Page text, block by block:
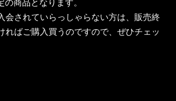
の商品となります。
会されていらっしゃらない方は、販売終
ればご購入買うのですので、ぜひチェッ